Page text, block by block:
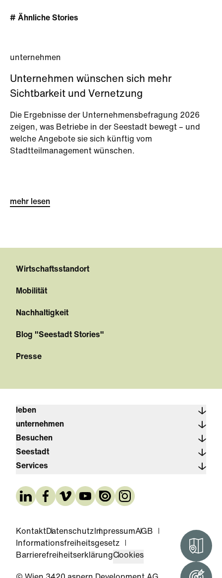
# Ähnliche Stories
unternehmen
Unternehmen wünschen sich mehr
Sichtbarkeit und Vernetzung
Die Ergebnisse der Unternehmensbefragung 2026
zeigen, was Betriebe in der Seestadt bewegt – und
welche Angebote sie sich künftig vom
Stadtteilmanagement wünschen.
mehr lesen
Wirtschaftsstandort
Mobilität
Nachhaltigkeit
Blog "Seestadt Stories"
Presse
leben
unternehmen
Besuchen
Seestadt
Services
KontaktDatenschutz ImpressumAGB
Informationsfreiheitsgesetz
BarrierefreiheitserklärungCookies